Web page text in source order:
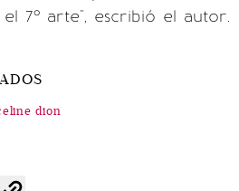
7º arte", escribió el autor.
dion